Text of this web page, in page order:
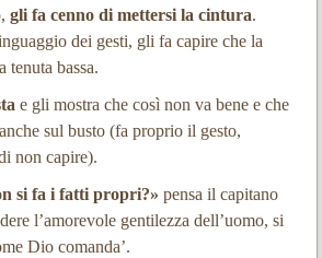
gli fa cenno di mettersi la cintura.
dei gesti, gli fa capire che la
tenuta bassa.
e gli mostra che così non va bene e che
sul busto (fa proprio il gesto,
non capire).
si fa i fatti propri?» pensa il capitano
l’amorevole gentilezza dell’uomo, si
Dio comanda’.